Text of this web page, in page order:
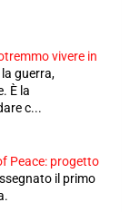
vivere in
guerra,
È la
c...
Peace: progetto
il primo